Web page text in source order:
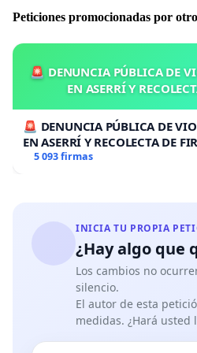
tiempo limitado, porque crear
preparando para aparecer en la
Los niños y los jóvenes no
física, sino también HUMANA
antinatural, que no es parte de
cada ser humano.
Darles el mensaje de que
metros de distancia para
impresionarles un concepto
Los niños se vuelven fóbicos y
de repetidas limpiezas y
Peticiones promocionadas por
🚨 DENUNCIA PÚBLICA DE
EN ASERRÍ Y
🚨 DENUNCIA PÚBLICA DE
EN ASERRÍ Y RECOLECTA DE
5 093 firmas
INICIA TU PROPIA
¿Hay algo que
Los cambios no
silencio.
El autor de esta
medidas. ¿Hará usted